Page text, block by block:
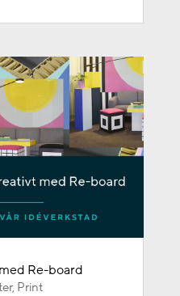
Re-board
, Print